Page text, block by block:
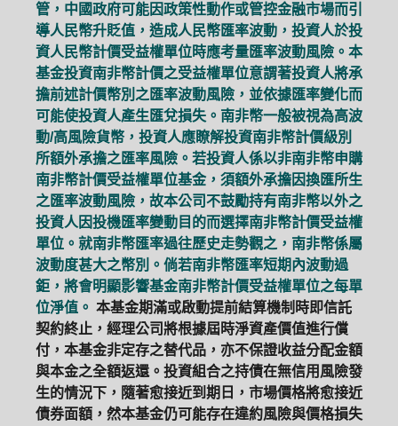
管，中國政府可能因政策性動作或管控金融市場而引
導人民幣升貶值，造成人民幣匯率波動，投資人於投
資人民幣計價受益權單位時應考量匯率波動風險。本
基金投資南非幣計價之受益權單位意謂著投資人將承
擔前述計價幣別之匯率波動風險，並依據匯率變化而
可能使投資人產生匯兌損失。南非幣一般被視為高波
動/高風險貨幣，投資人應瞭解投資南非幣計價級別
所額外承擔之匯率風險。若投資人係以非南非幣申購
南非幣計價受益權單位基金，須額外承擔因換匯所生
之匯率波動風險，故本公司不鼓勵持有南非幣以外之
投資人因投機匯率變動目的而選擇南非幣計價受益權
單位。就南非幣匯率過往歷史走勢觀之，南非幣係屬
波動度甚大之幣別。倘若南非幣匯率短期內波動過
鉅，將會明顯影響基金南非幣計價受益權單位之每單
位淨值。 本基金期滿或啟動提前結算機制時即信託
契約終止，經理公司將根據屆時淨資產價值進行償
付，本基金非定存之替代品，亦不保證收益分配金額
與本金之全額返還。投資組合之持債在無信用風險發
生的情況下，隨著愈接近到期日，市場價格將愈接近
債券面額，然本基金仍可能存在違約風險與價格損失